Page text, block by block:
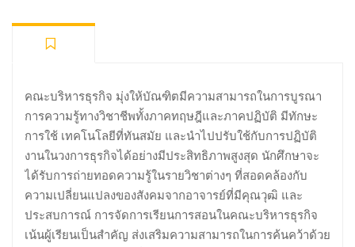
คณะบริหารธุรกิจ มุ่งให้บัณฑิตมีความสามารถในการบูรณา
การความรู้ทางวิชาชีพทั้งภาคทฤษฎีและภาคปฏิบัติ มีทักษะ
การใช้ เทคโนโลยีที่ทันสมัย และนำไปปรับใช้กับการปฏิบัติ
งานในวงการธุรกิจได้อย่างมีประสิทธิภาพสูงสุด นักศึกษาจะ
ได้รับการถ่ายทอดความรู้ในรายวิชาต่างๆ ที่สอดคล้องกับ
ความเปลี่ยนแปลงของสังคมจากอาจารย์ที่มีคุณวุฒิ และ
ประสบการณ์ การจัดการเรียนการสอนในคณะบริหารธุรกิจ
เน้นผู้เรียนเป็นสำคัญ ส่งเสริมความสามารถในการค้นคว้าด้วย